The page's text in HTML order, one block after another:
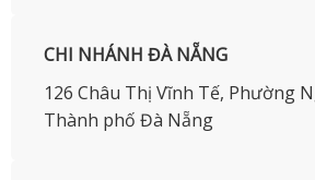
CHI NHÁNH ĐÀ NẴNG
126 Châu Thị Vĩnh Tế, Phường
Thành phố Đà Nẵng